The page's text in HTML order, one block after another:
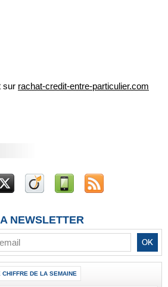
sur rachat-credit-entre-particulier.com
NEWSLETTER
CHIFFRE DE LA SEMAINE